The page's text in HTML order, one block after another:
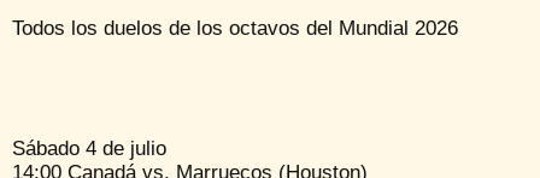
Todos los duelos de los octavos del Mundial 2026
Sábado 4 de julio
14:00 Canadá vs. Marruecos (Houston)